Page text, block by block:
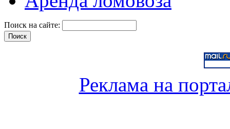
Поиск на сайте:
Реклама на